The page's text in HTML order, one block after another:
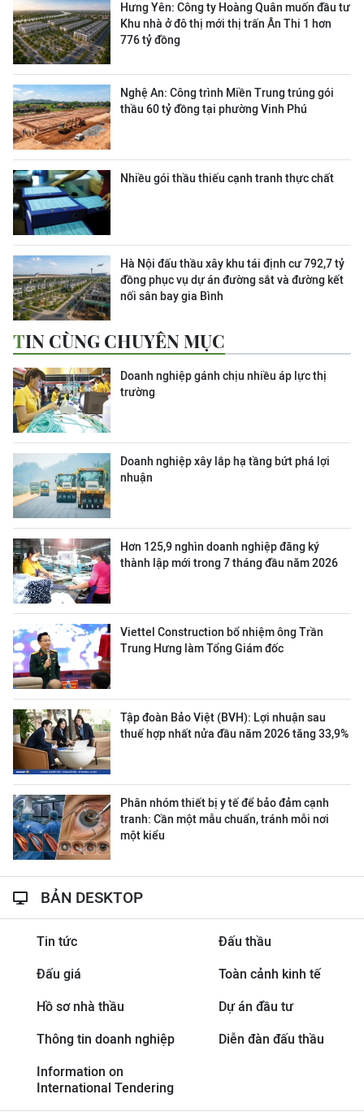
Hưng Yên: Công ty Hoàng Quân muốn đầu tư
Khu nhà ở đô thị mới thị trấn Ân Thi 1 hơn
776 tỷ đồng
Nghệ An: Công trình Miền Trung trúng gói
thầu 60 tỷ đồng tại phường Vinh Phú
Nhiều gói thầu thiếu cạnh tranh thực chất
Hà Nội đấu thầu xây khu tái định cư 792,7 tỷ
đồng phục vụ dự án đường sắt và đường kết
nối sân bay gia Bình
TIN CÙNG CHUYÊN MỤC
Doanh nghiệp gánh chịu nhiều áp lực thị
trường
Doanh nghiệp xây lắp hạ tầng bứt phá lợi
nhuận
Hơn 125,9 nghìn doanh nghiệp đăng ký
thành lập mới trong 7 tháng đầu năm 2026
Viettel Construction bổ nhiệm ông Trần
Trung Hưng làm Tổng Giám đốc
Tập đoàn Bảo Việt (BVH): Lợi nhuận sau
thuế hợp nhất nửa đầu năm 2026 tăng 33,9%
Phân nhóm thiết bị y tế để bảo đảm cạnh
tranh: Cần một mẫu chuẩn, tránh mỗi nơi
một kiểu
BẢN DESKTOP
Tin tức Đấu thầu
Đấu giá Toàn cảnh kinh tế
Hồ sơ nhà thầu Dự án đầu tư
Thông tin doanh nghiệp Diễn đàn đấu thầu
Information on
International Tendering